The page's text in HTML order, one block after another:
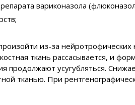
вариконазола
из-за
ткань рассасывается, и
продолжают усугубляться.
тканью. При